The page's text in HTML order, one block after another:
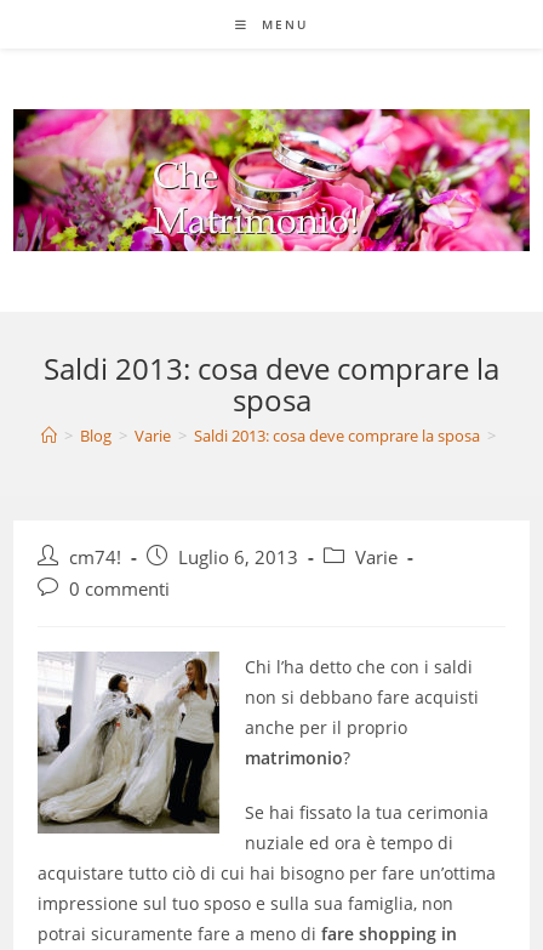
MENU
Saldi 2013: cosa deve comprare la
sposa
> Blog > Varie > Saldi 2013: cosa deve comprare la sposa >
Autore
dell'articolo:
cm74!
Articolo
pubblicato:
Luglio 6, 2013
Categoria
Varie
Commenti
0 commenti
Chi l’ha detto che con i saldi
non si debbano fare acquisti
anche per il proprio
matrimonio?
Se hai fissato la tua cerimonia
nuziale ed ora è tempo di
acquistare tutto ciò di cui hai bisogno per fare un’ottima
impressione sul tuo sposo e sulla sua famiglia, non
potrai sicuramente fare a meno difare shopping in